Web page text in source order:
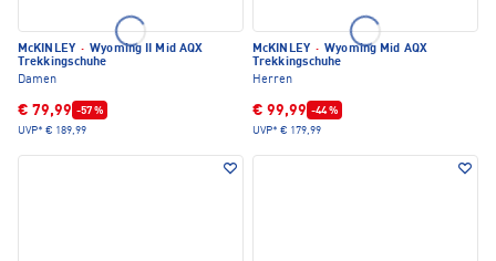
McKINLEY · Wyoming II Mid AQX
Trekkingschuhe
Damen
€ 79,99 -57 %
UVP* € 189,99
McKINLEY · Wyoming Mid AQX
Trekkingschuhe
Herren
€ 99,99 -44 %
UVP* € 179,99